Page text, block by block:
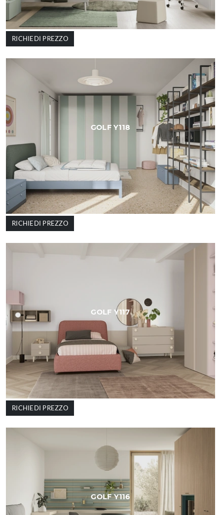
RICHIEDI PREZZO
GOLF Y118
RICHIEDI PREZZO
GOLF Y117
RICHIEDI PREZZO
GOLF Y116